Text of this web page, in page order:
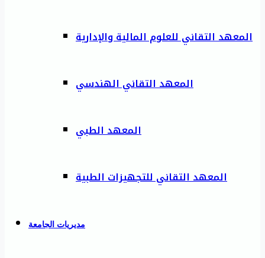
المعهد التقاني للعلوم المالية والإدارية
المعهد التقاني الهندسي
المعهد الطبي
المعهد التقاني للتجهيزات الطبية
مديريات الجامعة